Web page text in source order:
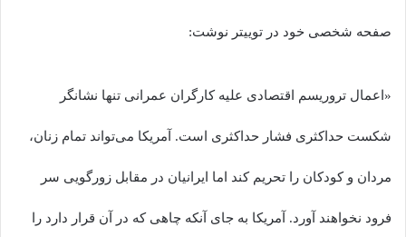
صفحه شخصی خود در توییتر نوشت:
«اعمال تروریسم اقتصادی علیه کارگران عمرانی تنها نشانگر
شکست حداکثری فشار حداکثری است. آمریکا می‌تواند تمام زنان،
مردان و کودکان را تحریم کند اما ایرانیان در مقابل زورگویی سر
فرود نخواهند آورد. آمریکا به جای آنکه چاهی که در آن قرار دارد را